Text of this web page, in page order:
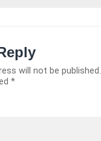
will not be published.
*